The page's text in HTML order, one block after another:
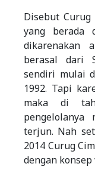
Disebut
yang berada
dikarenakan
berasal dari
sendiri mulai
1992. Tapi
maka di
terjun. Nah
2014 Curug
dengan